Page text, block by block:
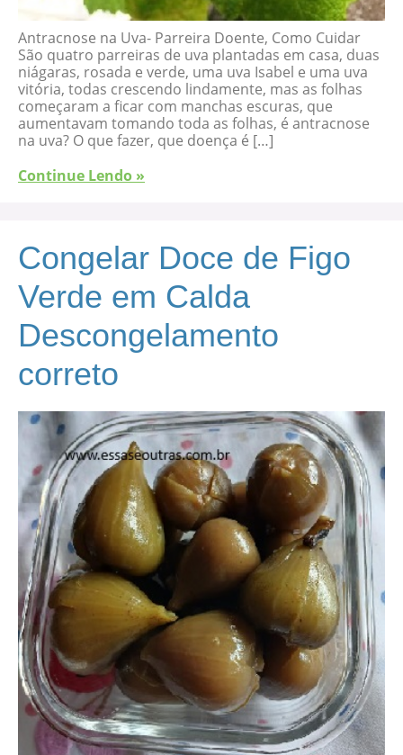
Antracnose na Uva- Parreira Doente, Como Cuidar
São quatro parreiras de uva plantadas em casa, duas
niágaras, rosada e verde, uma uva Isabel e uma uva
vitória, todas crescendo lindamente, mas as folhas
começaram a ficar com manchas escuras, que
aumentavam tomando toda as folhas, é antracnose
na uva? O que fazer, que doença é […]
Continue Lendo »
Congelar Doce de Figo
Verde em Calda
Descongelamento
correto